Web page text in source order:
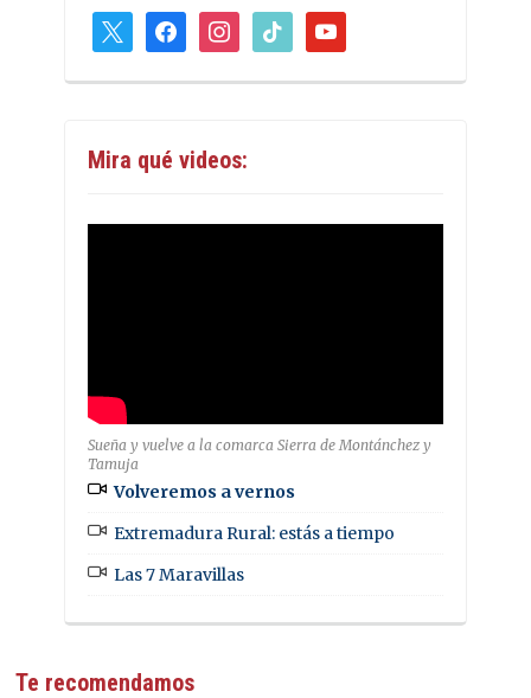
facebookinstagram
tiktok youtube
Mira qué videos:
Sueña y vuelve a la comarca Sierra de Montánchez y
Tamuja
Volveremos a vernos
Extremadura Rural: estás a tiempo
Las 7 Maravillas
Te recomendamos